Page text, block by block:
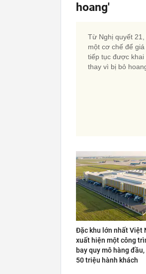
hoang'
Từ Nghị quyết
một cơ chế để
tiếp tục được khai
thay vì bị bỏ
Đặc khu lớn nhất Việt
xuất hiện một công
bay quy mô hàng
50 triệu hành khách